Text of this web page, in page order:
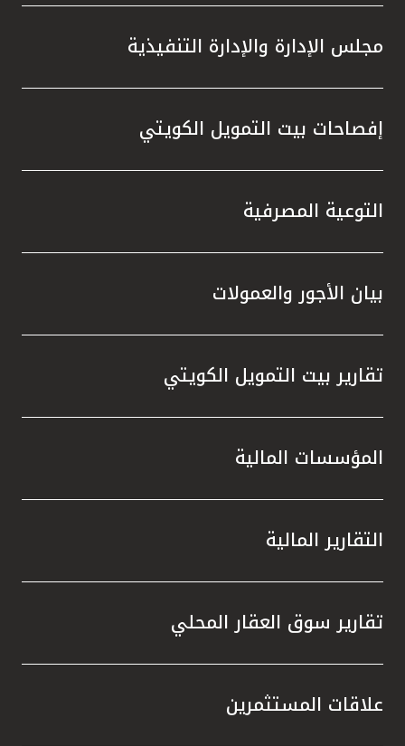
مجلس الإدارة والإدارة التنفيذية
إفصاحات بيت التمويل الكويتي
التوعية المصرفية
بيان الأجور والعمولات
تقارير بيت التمويل الكويتي
المؤسسات المالية
التقارير المالية
تقارير سوق العقار المحلي
علاقات المستثمرين